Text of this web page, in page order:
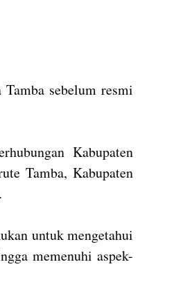
sebelum resmi
Kabupaten
Tamba, Kabupaten
untuk mengetahui
memenuhi aspek-